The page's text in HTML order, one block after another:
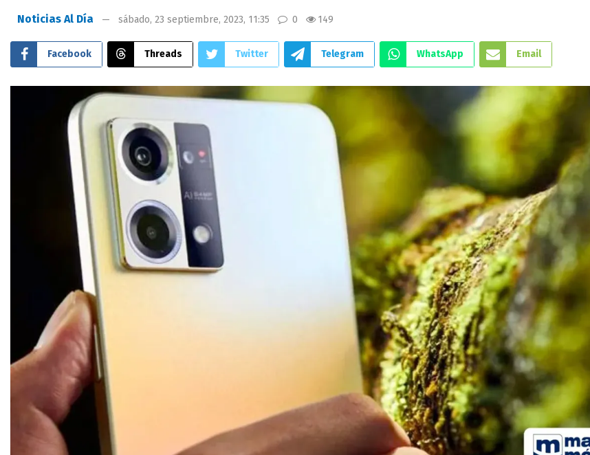
Noticias Al Día sábado, 23 septiembre, 2023, 11:35 0 149
Facebook Threads Twitter Telegram WhatsApp Email